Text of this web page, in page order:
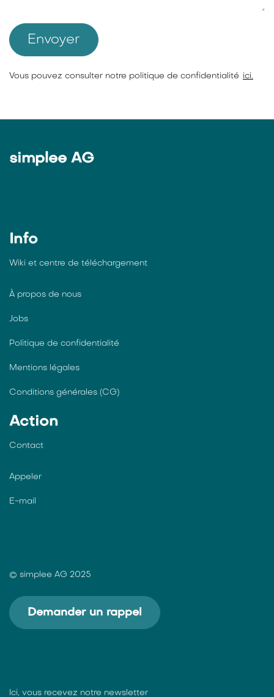
Envoyer
Vous pouvez consulter notre politique de confidentialité ici.
simplee AG
Info
Wiki et centre de téléchargement
À propos de nous
Jobs
Politique de confidentialité
Mentions légales
Conditions générales (CG)
Action
Contact
Appeler
E-mail
© simplee AG 2025
Demander un rappel
Ici, vous recevez notre newsletter